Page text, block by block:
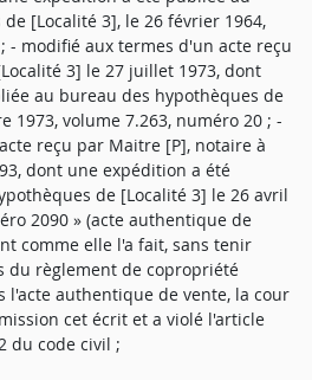
[Localité 3], le 26 février 1964,
- modifié aux termes d'un acte reçu
3] le 27 juillet 1973, dont
au bureau des hypothèques de
1973, volume 7.263, numéro 20 ; -
reçu par Maitre [P], notaire à
dont une expédition a été
de [Localité 3] le 26 avril
2090 » (acte authentique de
comme elle l'a fait, sans tenir
du règlement de copropriété
l'acte authentique de vente, la cour
cet écrit et a violé l'article
du code civil ;